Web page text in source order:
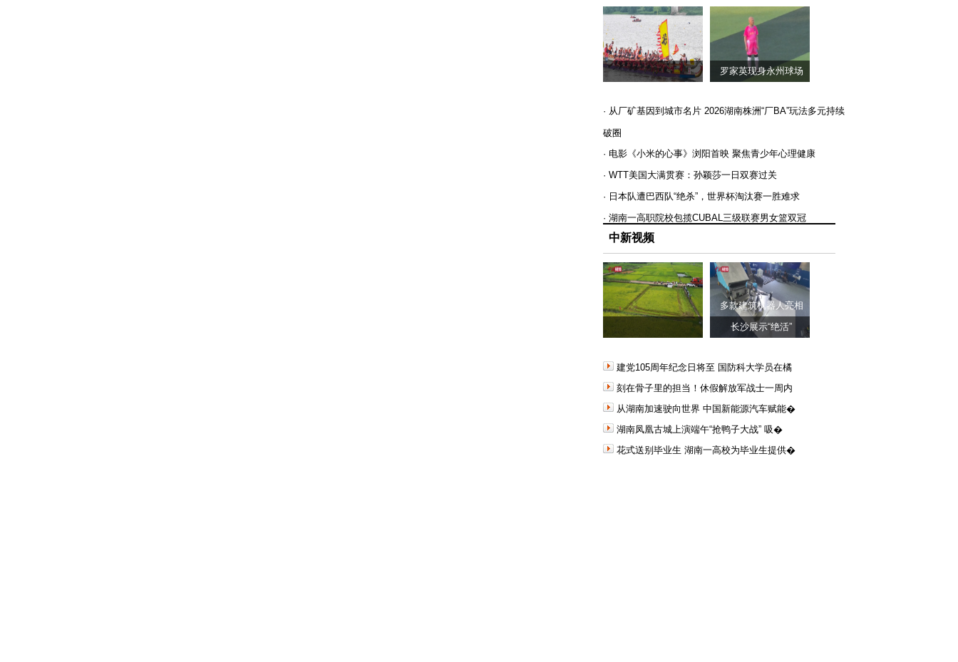
罗家英现身永州球场
· 从厂矿基因到城市名片 2026湖南株洲“厂BA”玩法多元持续
破圈
· 电影《小米的心事》浏阳首映 聚焦青少年心理健康
· WTT美国大满贯赛：孙颖莎一日双赛过关
· 日本队遭巴西队“绝杀”，世界杯淘汰赛一胜难求
· 湖南一高职院校包揽CUBAL三级联赛男女篮双冠
中新视频
多款建筑机器人亮相
长沙展示“绝活”
建党105周年纪念日将至 国防科大学员在橘
刻在骨子里的担当！休假解放军战士一周内
从湖南加速驶向世界 中国新能源汽车赋能�
湖南凤凰古城上演端午“抢鸭子大战” 吸�
花式送别毕业生 湖南一高校为毕业生提供�